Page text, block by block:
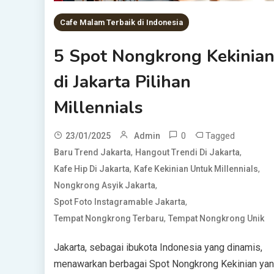
Cafe Malam Terbaik di Indonesia
5 Spot Nongkrong Kekinian
di Jakarta Pilihan
Millennials
23/01/2025 Admin 0 Tagged
Baru Trend Jakarta, Hangout Trendi Di Jakarta,
Kafe Hip Di Jakarta, Kafe Kekinian Untuk Millennials,
Nongkrong Asyik Jakarta,
Spot Foto Instagramable Jakarta,
Tempat Nongkrong Terbaru, Tempat Nongkrong Unik
Jakarta, sebagai ibukota Indonesia yang dinamis,
menawarkan berbagai Spot Nongkrong Kekinian